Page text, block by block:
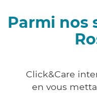
Parmi nos
Click&Care
en vous